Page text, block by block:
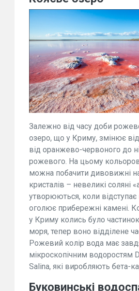
Залежно від часу доби
озеро, що у Криму, змінює
від оранжево-червоного до
рожевого. На цьому
можна побачити дивовижні
кристалів – невеликі соляні
утворюються, коли відступає
оголює прибережні камені.
у Криму колись було
моря, тепер воно відділене
Рожевий колір вода має
мікроскопічним водоростям
Salina, які виробляють бета-
Буковинські